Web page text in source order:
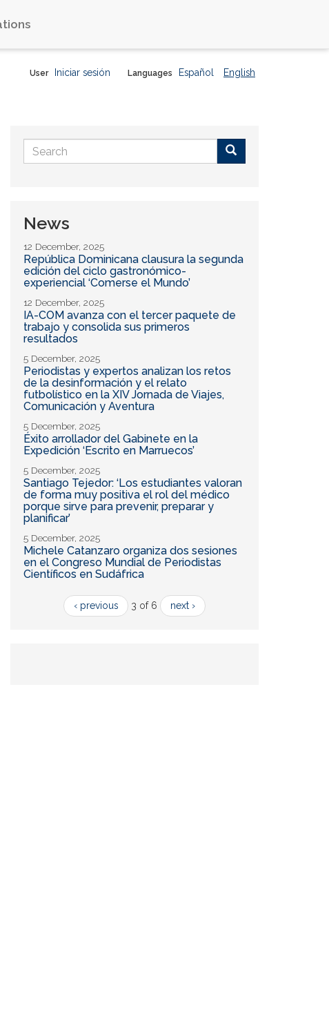
Languages Español English
User Iniciar sesión
Search
form
News
12 December, 2025
República Dominicana clausura la segunda
edición del ciclo gastronómico-
experiencial ‘Comerse el Mundo’
12 December, 2025
IA-COM avanza con el tercer paquete de
trabajo y consolida sus primeros
resultados
5 December, 2025
Periodistas y expertos analizan los retos
de la desinformación y el relato
futbolístico en la XIV Jornada de Viajes,
Comunicación y Aventura
5 December, 2025
Éxito arrollador del Gabinete en la
Expedición ‘Escrito en Marruecos’
5 December, 2025
Santiago Tejedor: ‘Los estudiantes valoran
de forma muy positiva el rol del médico
porque sirve para prevenir, preparar y
planificar’
5 December, 2025
Michele Catanzaro organiza dos sesiones
en el Congreso Mundial de Periodistas
Científicos en Sudáfrica
‹ previous 3 of 6 next ›